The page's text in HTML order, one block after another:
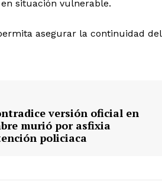
situación vulnerable.
asegurar la continuidad del
versión oficial en
murió por asfixia
policiaca